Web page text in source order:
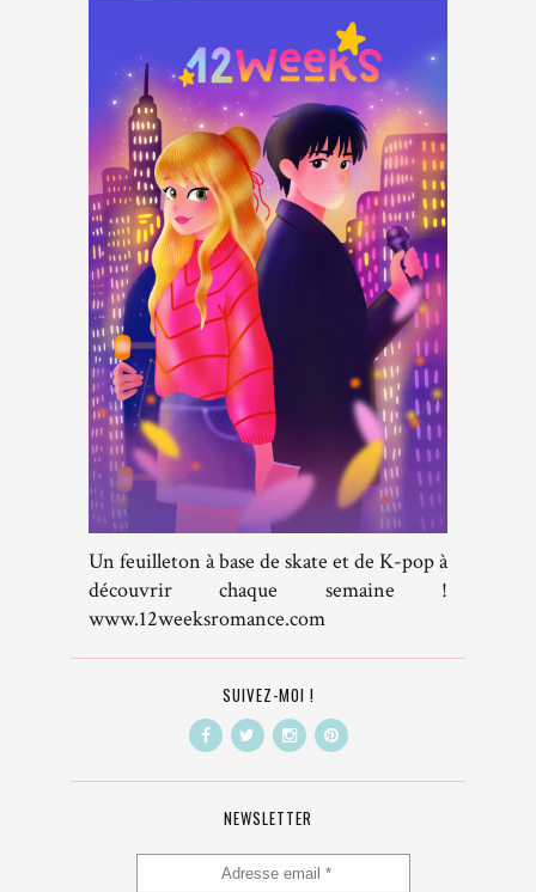
Un feuilleton à base de skate et de K-pop à
découvrir chaque semaine !
www.12weeksromance.com
SUIVEZ-MOI !
NEWSLETTER